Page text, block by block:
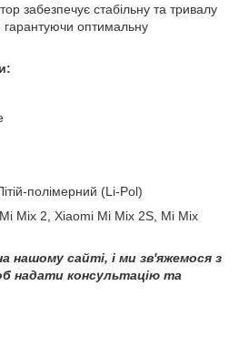
забезпечує стабільну та тривалу
оптимальну
полімерний (Li-Pol)
Mix 2, Xiaomi Mi Mix 2S, Mi Mix
нашому сайті, і ми зв'яжемося з
надати консультацію та